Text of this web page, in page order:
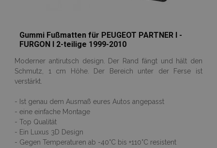
Gummi Fußmatten für PEUGEOT PARTNER I -
FURGON I 2-teilige 1999-2010
Moderner antirutsch design. Der Rand fängt und hält den
Schmutz, 1 cm Höhe. Der Bereich unter der Ferse ist
verstärkt.
- Ist genau dem Ausmaß eures Autos angepasst
- eine einfache Montage
- Top Qualität
- Ein Luxus 3D Design
- Gegen Temperaturen ab -40°C bis +110°C resistent